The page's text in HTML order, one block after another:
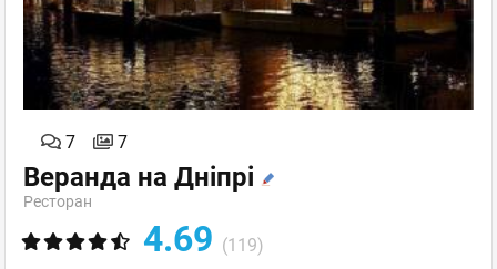
7 7
Веранда на Дніпрі
Ресторан
4.69 (119)